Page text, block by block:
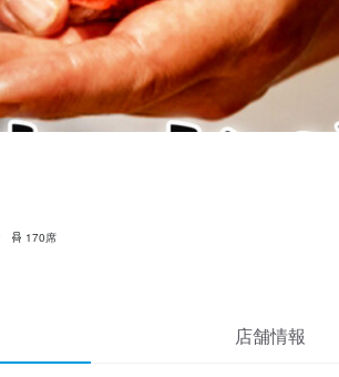
170席
店舗情報
･ ）営業時間によって変動あり
ルワーク・副業OK 時短社員制度あり 残業月20時間以下
た時間・曜日に働ける) 自由シフト制(毎回、時間・曜日を選べる)
有り
、1日3h～OK）
ブルワーク・副業OK